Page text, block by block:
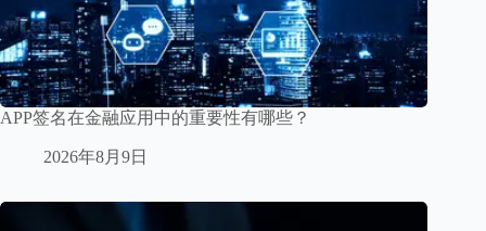
APP签名在金融应用中的重要性有哪些？
2026年8月9日